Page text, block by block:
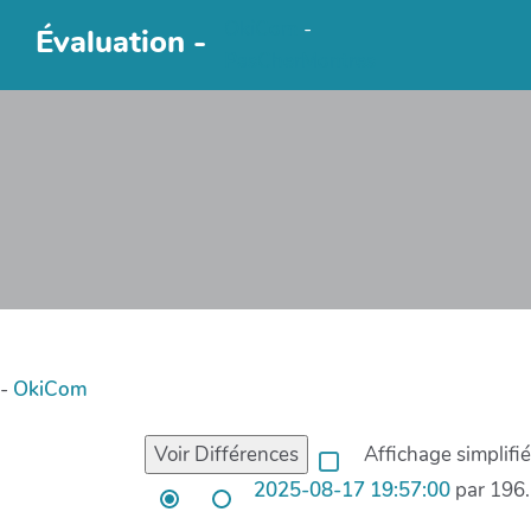
Évaluation -
-
- OkiCom
Affichage simplifié
2025-08-17 19:57:00 par